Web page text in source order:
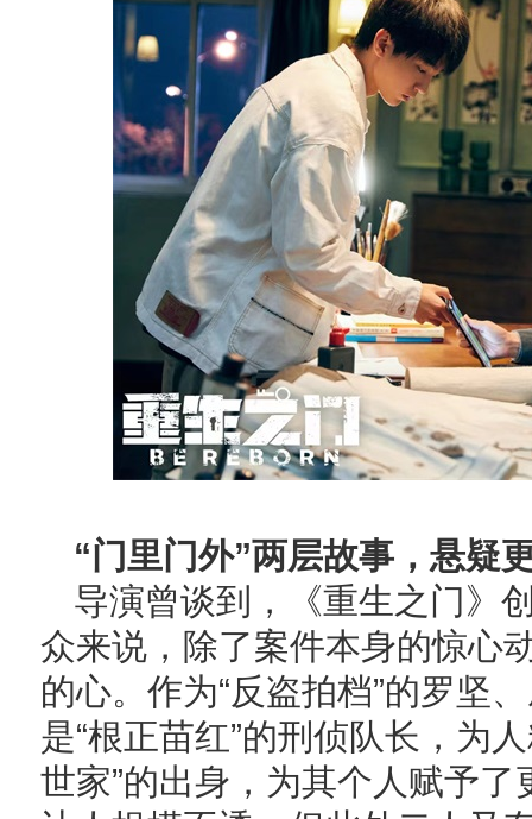
“门里门外”两层故事，悬疑
导演曾谈到，《重生之门》
众来说，除了案件本身的惊心
的心。作为“反盗拍档”的罗坚
是“根正苗红”的刑侦队长，为
世家”的出身，为其个人赋予了